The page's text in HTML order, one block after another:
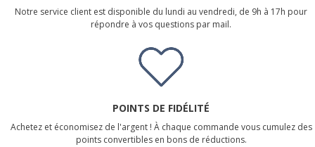
Notre service client est disponible du lundi au vendredi, de 9h à 17h pour
répondre à vos questions par mail.
POINTS DE FIDÉLITÉ
Achetez et économisez de l'argent ! À chaque commande vous cumulez des
points convertibles en bons de réductions.